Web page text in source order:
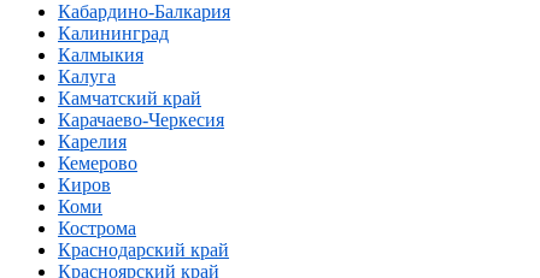
Кабардино-Балкария
Калининград
Калмыкия
Калуга
Камчатский край
Карачаево-Черкесия
Карелия
Кемерово
Киров
Коми
Кострома
Краснодарский край
Красноярский край